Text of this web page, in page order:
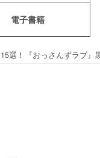
電子書籍
選！『おっさんずラブ』